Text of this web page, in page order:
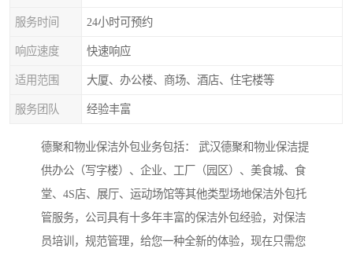
服务时间 24小时可预约
响应速度 快速响应
适用范围 大厦、办公楼、商场、酒店、住宅楼等
服务团队 经验丰富
德聚和物业保洁外包业务包括： 武汉德聚和物业保洁提
供办公（写字楼）、企业、工厂（园区）、美食城、食
堂、4S店、展厅、运动场馆等其他类型场地保洁外包托
管服务，公司具有十多年丰富的保洁外包经验，对保洁
员培训，规范管理，给您一种全新的体验，现在只需您